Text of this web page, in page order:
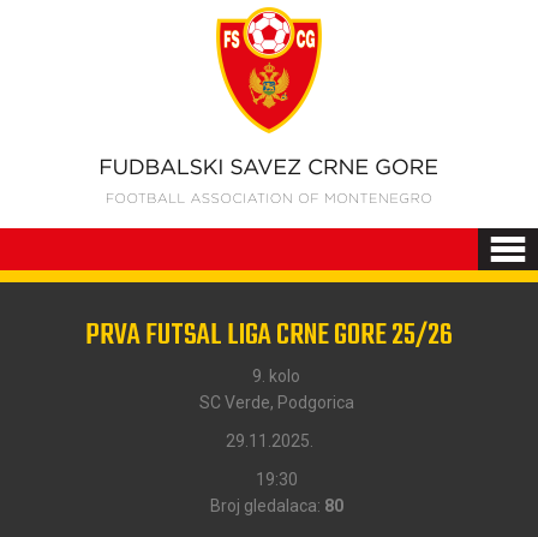
PRVA FUTSAL LIGA CRNE GORE 25/26
9. kolo
SC Verde, Podgorica
29.11.2025.
19:30
Broj gledalaca: 80